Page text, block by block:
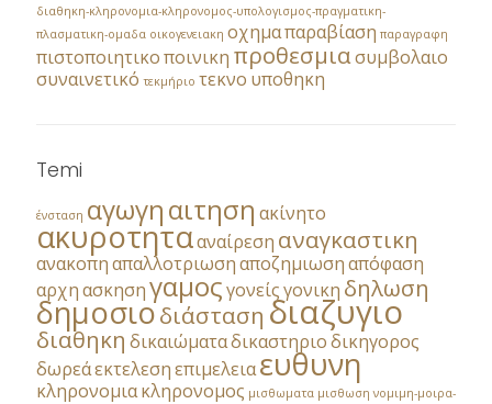
διαθηκη-κληρονομια-κληρονομος-υπολογισμος-πραγματικη-
πλασματικη-ομαδα οικογενειακη οχημαπαραβίαση παραγραφη
πιστοποιητικοποινικη προθεσμιασυμβολαιο
συναινετικό τεκμήριο τεκνο υποθηκη
Temi
ένσταση αγωγηαιτηση ακίνητο
ακυροτητααναίρεση αναγκαστικη
ανακοπηαπαλλοτριωσηαποζημιωσηαπόφαση
αρχηασκησηγαμοςγονείςγονικη δηλωση
δημοσιοδιάσταση διαζυγιο
διαθηκη δικαιώματαδικαστηριοδικηγορος
δωρεάεκτελεσηεπιμελειαευθυνη
κληρονομιακληρονομος μισθωματα μισθωση νομιμη-μοιρα-